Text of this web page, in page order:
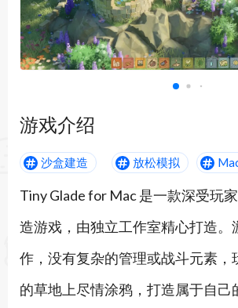
Tiny Glade截图1
游戏介绍
沙盒建造 放松模拟
Tiny Glade for Mac 是一款深受玩
造游戏，由独立工作室精心打造。
作，没有复杂的管理或战斗元素，
的草地上尽情涂鸦，打造属于自己